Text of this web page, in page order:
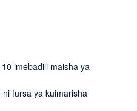
imebadili maisha ya
fursa ya kuimarisha